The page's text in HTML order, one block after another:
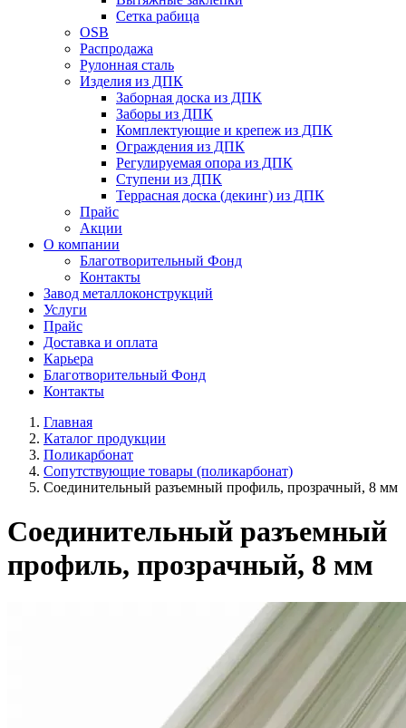
Сетка рабица
OSB
Распродажа
Рулонная сталь
Изделия из ДПК
Заборная доска из ДПК
Заборы из ДПК
Комплектующие и крепеж из ДПК
Ограждения из ДПК
Регулируемая опора из ДПК
Ступени из ДПК
Террасная доска (декинг) из ДПК
Прайс
Акции
О компании
Благотворительный Фонд
Контакты
Завод металлоконструкций
Услуги
Прайс
Доставка и оплата
Карьера
Благотворительный Фонд
Контакты
Главная
Каталог продукции
Поликарбонат
Сопутствующие товары (поликарбонат)
Соединительный разъемный профиль, прозрачный, 8 мм
Соединительный разъемный
профиль, прозрачный, 8 мм